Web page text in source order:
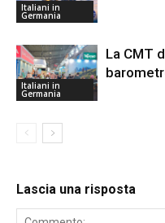
Italiani in
Germania
Italiani in
Germania
La CMT
Lascia una risposta